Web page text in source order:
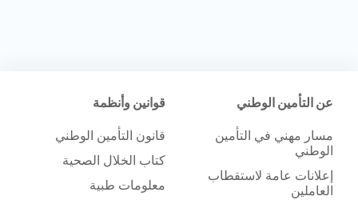
عن التأمين الوطني
مسار مهني في التأمين
الوطني
إعلانات عامة لاستقطاب
العاملين
قوانين وأنظمة
قانون التأمين الوطني
كتاب الخلال الصحية
معلومات طبية